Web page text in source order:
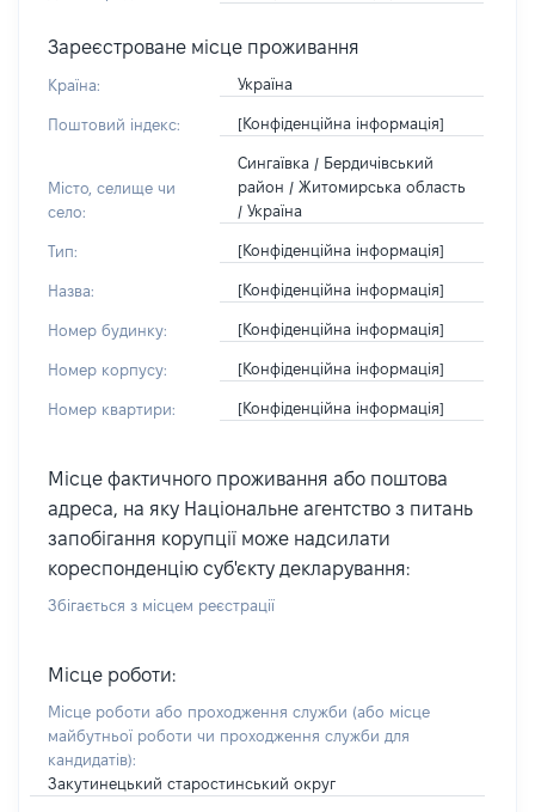
Зареєстроване місце проживання
Країна: Україна
Поштовий індекс: [Конфіденційна інформація]
Місто, селище чи
село:
Сингаївка / Бердичівський
район / Житомирська область
/ Україна
Тип: [Конфіденційна інформація]
Назва: [Конфіденційна інформація]
Номер будинку: [Конфіденційна інформація]
Номер корпусу: [Конфіденційна інформація]
Номер квартири: [Конфіденційна інформація]
Місце фактичного проживання або поштова
адреса, на яку Національне агентство з питань
запобігання корупції може надсилати
кореспонденцію суб'єкту декларування:
Збігається з місцем реєстрації
Місце роботи:
Місце роботи або проходження служби (або місце
майбутньої роботи чи проходження служби для
кандидатів):
Закутинецький старостинський округ